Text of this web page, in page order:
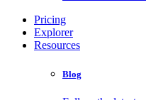
Pricing
Explorer
Resources
Blog